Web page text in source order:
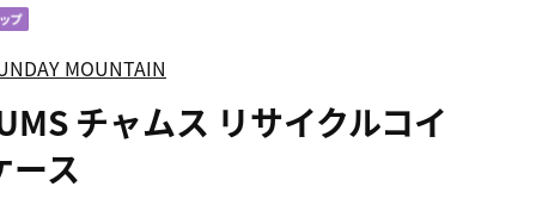
MOUNTAIN
チャムス リサイクルコイ
ース